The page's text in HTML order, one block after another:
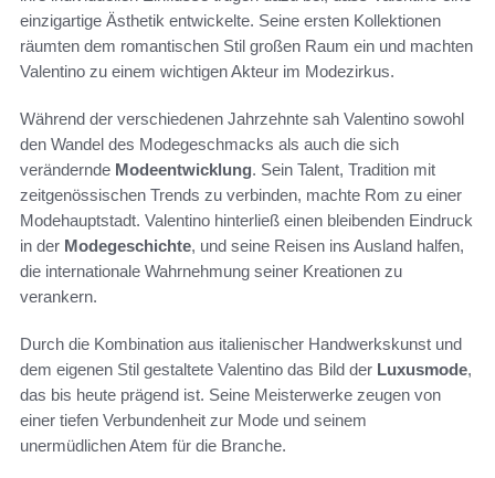
einzigartige Ästhetik entwickelte. Seine ersten Kollektionen
räumten dem romantischen Stil großen Raum ein und machten
Valentino zu einem wichtigen Akteur im Modezirkus.
Während der verschiedenen Jahrzehnte sah Valentino sowohl
den Wandel des Modegeschmacks als auch die sich
verändernde Modeentwicklung. Sein Talent, Tradition mit
zeitgenössischen Trends zu verbinden, machte Rom zu einer
Modehauptstadt. Valentino hinterließ einen bleibenden Eindruck
in der Modegeschichte, und seine Reisen ins Ausland halfen,
die internationale Wahrnehmung seiner Kreationen zu
verankern.
Durch die Kombination aus italienischer Handwerkskunst und
dem eigenen Stil gestaltete Valentino das Bild der Luxusmode,
das bis heute prägend ist. Seine Meisterwerke zeugen von
einer tiefen Verbundenheit zur Mode und seinem
unermüdlichen Atem für die Branche.